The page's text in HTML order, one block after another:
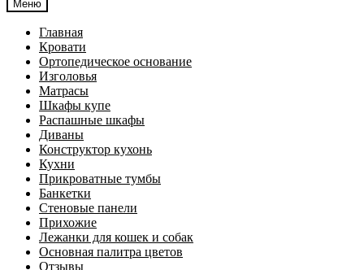
Меню
Главная
Кровати
Ортопедическое основание
Изголовья
Матрасы
Шкафы купе
Распашные шкафы
Диваны
Конструктор кухонь
Кухни
Прикроватные тумбы
Банкетки
Стеновые панели
Прихожие
Лежанки для кошек и собак
Основная палитра цветов
Отзывы